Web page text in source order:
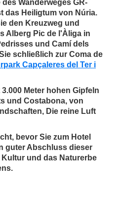
Wanderweges GR-
das Heiligtum von Núria.
den Kreuzweg und
Alberg Pic de l'Àliga in
und Camí dels
schließlich zur Coma de
Capçaleres del Ter i
Meter hohen Gipfeln
und Costabona, von
Die reine Luft
bevor Sie zum Hotel
guter Abschluss dieser
und das Naturerbe